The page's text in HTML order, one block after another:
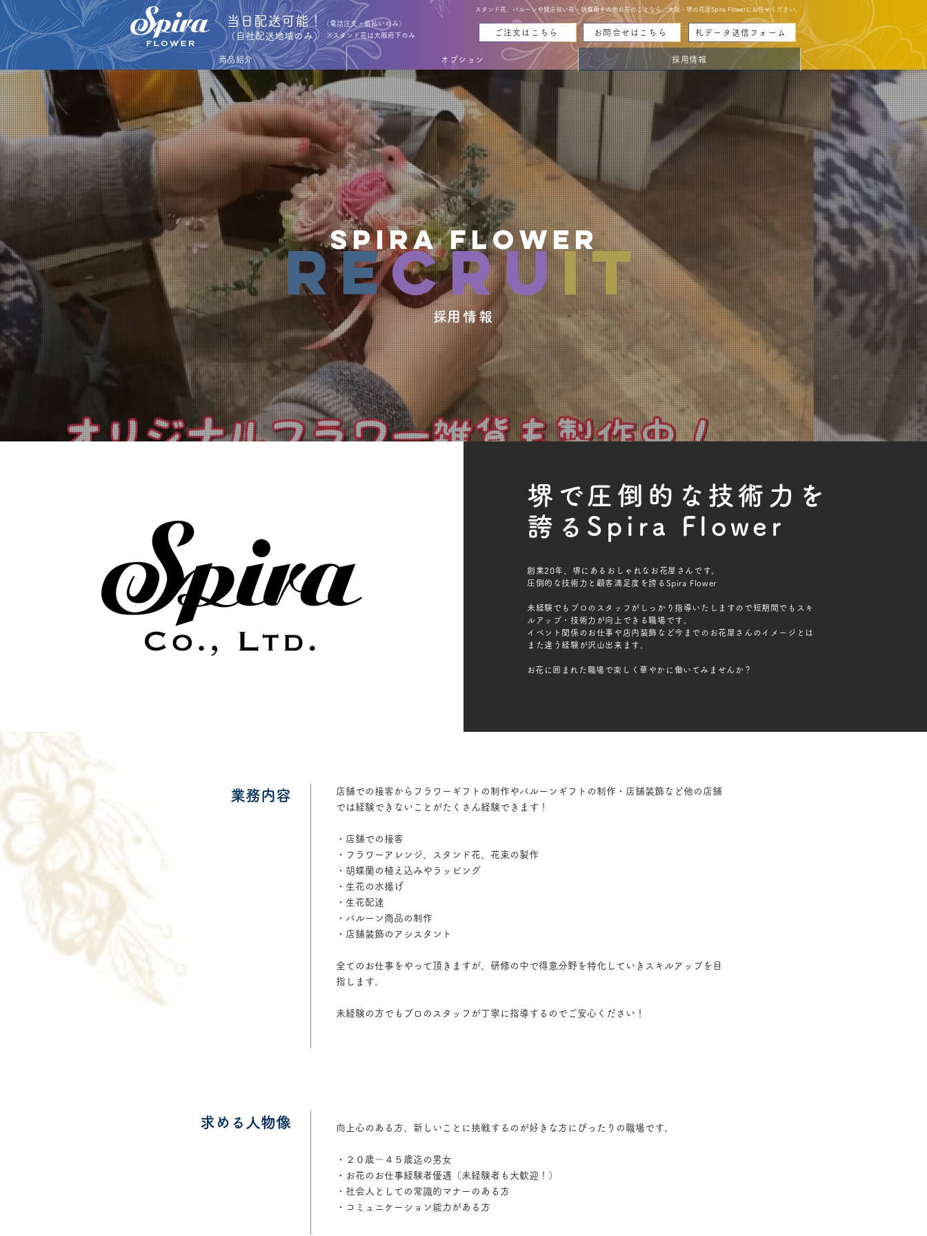
スタンド花、バルーンや開店祝い花・胡蝶蘭その他お花のことなら、大阪・堺の花屋Spira Flowerにお任せください。
​当日配送可能！（電話注文・前払いのみ）
​（自社配送地域のみ） ※スタンド花は大阪府下のみ ご注文はこちら お問合せはこちら 札データ送信フォーム
商品紹介 オプション 採用情報
Spira Flower
RECRUIT
​採用情報
堺で圧倒的な技術力を
誇る Spira Flower
創業20年、堺にあるおしゃれなお花屋さんです。
圧倒的な技術力と顧客満足度を誇るSpira Flower
未経験でもプロのスタッフがしっかり指導いたしますので短期間でもスキ
ルアップ・技術力が向上できる職場です。
イベント関係のお仕事や店内装飾など今までのお花屋さんのイメージとは
また違う経験が沢山出来ます。
​お花に囲まれた職場で楽しく華やかに働いてみませんか？
​業務内容
店舗での接客からフラワーギフトの制作やバルーンギフトの制作・店舗装飾など他の店舗
では経験できないことがたくさん経験できます！
・店舗での接客
・フラワーアレンジ、スタンド花、花束の製作
・胡蝶蘭の植え込みやラッピング
・生花の水揚げ
・生花配達
・バルーン商品の制作
・店舗装飾のアシスタント
全てのお仕事をやって頂きますが、研修の中で得意分野を特化していきスキルアップを目
指します。
未経験の方でもプロのスタッフが丁寧に指導するのでご安心ください！
求める人物像 ​向上心のある方、新しいことに挑戦するのが好きな方にぴったりの職場です。
・２０歳〜４５歳迄の男女
・お花のお仕事経験者優遇（未経験者も大歓迎！）
・社会人としての常識的マナーのある方
・コミュニケーション能力がある方